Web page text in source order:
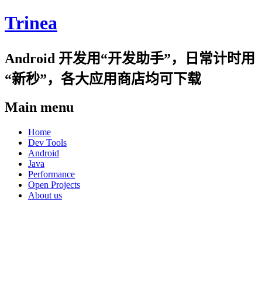
Trinea
Android 开发用“开发助手”，日常计时用
“新秒”，各大应用商店均可下载
Main menu
Skip
content
Home
Dev Tools
Android
Java
Performance
Open Projects
About us